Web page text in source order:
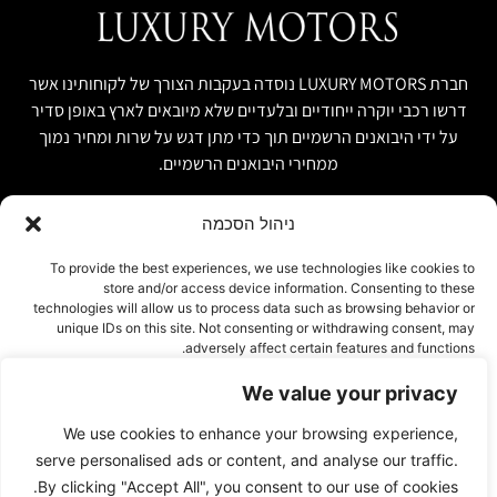
We value your privacy
We use cookies to enhance your browsing experience,
serve personalised ads or content, and analyse our traffic.
By clicking "Accept All", you consent to our use of cookies.
ניהול הסכמה
To provide the best experiences, we use technologies like cookies to
store and/or access device information. Consenting to these
technologies will allow us to process data such as browsing behavior or
unique IDs on this site. Not consenting or withdrawing consent, may
adversely affect certain features and functions.
דחייה
חברת LUXURY MOTORS נוסדה בעקבות הצורך של לקוחותינו אשר
דרשו רכבי יוקרה ייחודיים ובלעדיים שלא מיובאים לארץ באופן סדיר
על ידי היבואנים הרשמיים תוך כדי מתן דגש על שרות ומחיר נמוך
ממחירי היבואנים הרשמיים.
אודות
יבוא אישי ויבוא מקביל
טרייד אין ומשומשות
רכבים למכירה במלאי
צור קשר
עמוד פרטיות
074-7408590
office@luxury-motors.co.il